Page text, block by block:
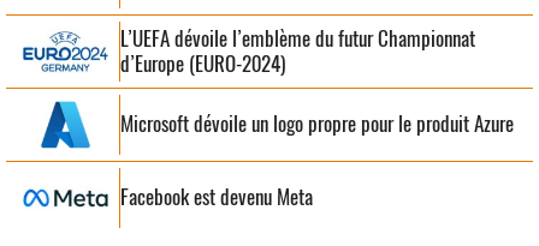
L’UEFA dévoile l’emblème du futur Championnat
d’Europe (EURO-2024)
Microsoft dévoile un logo propre pour le produit Azure
Facebook est devenu Meta